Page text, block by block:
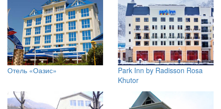
Отель «Оазис»
Park Inn by Radisson Rosa
Khutor